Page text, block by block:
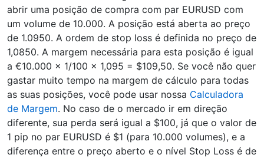
abrir uma posição de compra com par EURUSD com
um volume de 10.000. A posição está aberta ao preço
de 1.0950. A ordem de stop loss é definida no preço de
1,0850. A margem necessária para esta posição é igual
a €10.000 x 1/100 x 1,095 = $109,50. Se você não quer
gastar muito tempo na margem de cálculo para todas
as suas posições, você pode usar nossa Calculadora
de Margem. No caso de o mercado ir em direção
diferente, sua perda será igual a $100, já que o valor de
1 pip no par EURUSD é $1 (para 10.000 volumes), e a
diferença entre o preço aberto e o nível Stop Loss é de